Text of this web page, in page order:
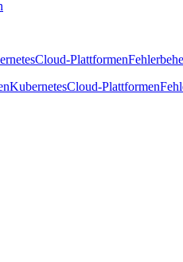
Cloud-Plattformen
KubernetesCloud-Plattformen